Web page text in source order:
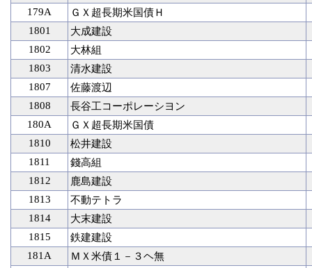
179A
ＧＸ超長期米国債Ｈ
1801
大成建設
1802
大林組
1803
清水建設
1807
佐藤渡辺
1808
長谷工コーポレーシヨン
180A
ＧＸ超長期米国債
1810
松井建設
1811
錢高組
1812
鹿島建設
1813
不動テトラ
1814
大末建設
1815
鉄建建設
181A
ＭＸ米債１－３ヘ無